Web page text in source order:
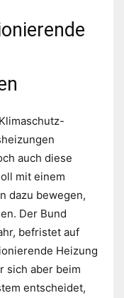
auch diese
mit einem
dazu bewegen,
Der Bund
befristet auf
Heizung
sich aber beim
entscheidet,